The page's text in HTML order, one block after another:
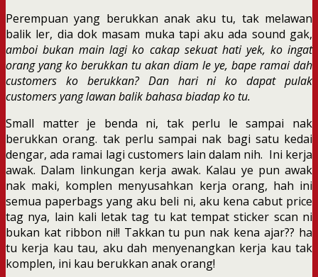
Perempuan yang berukkan anak aku tu, tak melawan
balik ler, dia dok masam muka tapi aku ada sound gak,
amboi bukan main lagi ko cakap sekuat hati yek, ko ingat
orang yang ko berukkan tu akan diam le ye, bape ramai dah
customers ko berukkan? Dan hari ni ko dapat pulak
customers yang lawan balik bahasa biadap ko tu.
Small matter je benda ni, tak perlu le sampai nak
berukkan orang. tak perlu sampai nak bagi satu kedai
dengar, ada ramai lagi customers lain dalam nih. Ini kerja
awak. Dalam linkungan kerja awak. Kalau ye pun awak
nak maki, komplen menyusahkan kerja orang, hah ini
semua paperbags yang aku beli ni, aku kena cabut price
tag nya, lain kali letak tag tu kat tempat sticker scan ni
bukan kat ribbon ni!! Takkan tu pun nak kena ajar?? ha
tu kerja kau tau, aku dah menyenangkan kerja kau tak
komplen, ini kau berukkan anak orang!